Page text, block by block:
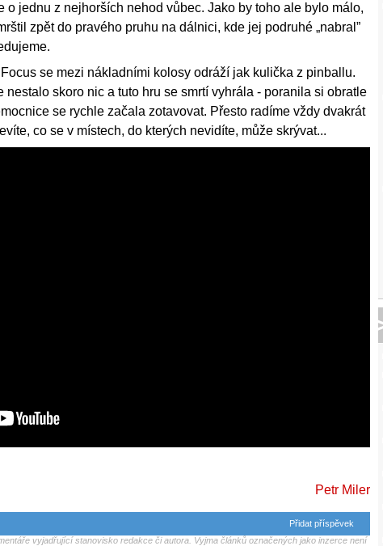
o jednu z nejhorších nehod vůbec. Jako by toho ale bylo málo,
zpět do pravého pruhu na dálnici, kde jej podruhé „nabral”
se mezi nákladními kolosy odráží jak kulička z pinballu.
nestalo skoro nic a tuto hru se smrtí vyhrála - poranila si obratle
se rychle začala zotavovat. Přesto radíme vždy dvakrát
co se v místech, do kterých nevidíte, může skrývat...
Petr Miler
Přidat příspěvek
vyjadřující stanovisko redakce či autora. Vyjma článků označených jako inzerce není